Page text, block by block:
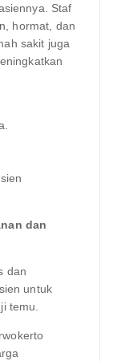
Staf
hormat, dan
sakit juga
dan
dan
untuk
temu.